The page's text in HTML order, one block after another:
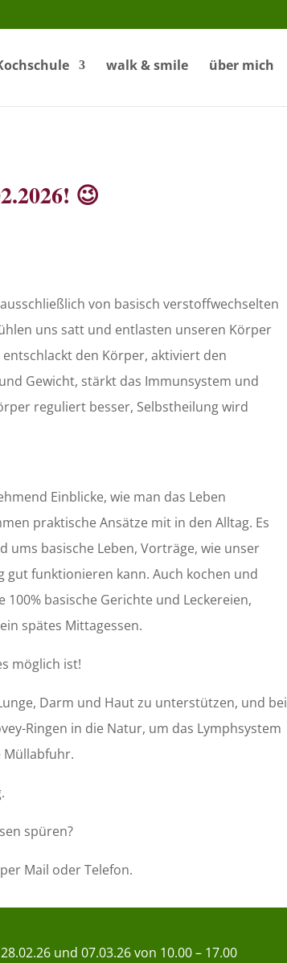
walk & smile über mich
😉
von basisch verstoffwechselten
uns satt und entlasten unseren Körper
den Körper, aktiviert den
Gewicht, stärkt das Immunsystem und
reguliert besser, Selbstheilung wird
Einblicke, wie man das Leben
praktische Ansätze mit in den Alltag. Es
ums basische Leben, Vorträge, wie unser
gut funktionieren kann. Auch kochen und
basische Gerichte und Leckereien,
spätes Mittagessen.
möglich ist!
Darm und Haut zu unterstützen, und bei
Ringen in die Natur, um das Lymphsystem
Müllabfuhr.
spüren?
Mail oder Telefon.
und 07.03.26von 10.00 – 17.00